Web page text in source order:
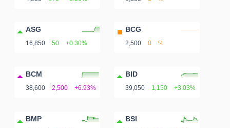
ASG
16,850 50 +0.30%
BCG
2,500 0 %
BCM
38,600 2,500 +6.93%
BID
39,050 1,150 +3.03%
BMP BSI